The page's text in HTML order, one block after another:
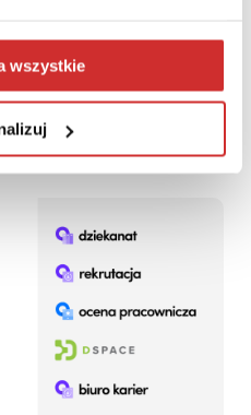
wszystkie
w dniach 22-25.09.2020